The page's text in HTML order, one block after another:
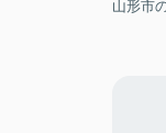
山形市